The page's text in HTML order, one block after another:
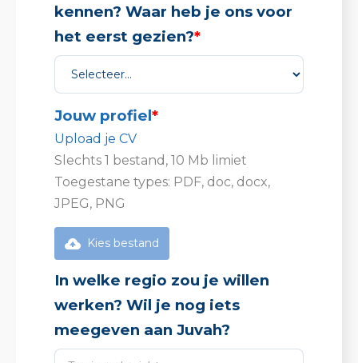
kennen? Waar heb je ons voor
het eerst gezien?*
Jouw profiel*
Upload je CV
Slechts 1 bestand, 10 Mb limiet
Toegestane types: PDF, doc, docx,
JPEG, PNG
Kies bestand
In welke regio zou je willen
werken? Wil je nog iets
meegeven aan Juvah?